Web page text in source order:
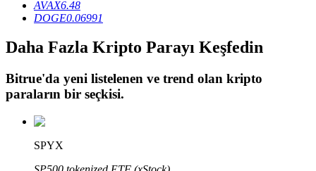
Kripto destekli borçlanma hizmeti
AVAX6.48
DOGE0.06991
Daha Fazla Kripto Parayı Keşfedin
Bitrue'da yeni listelenen ve trend olan kripto
paraların bir seçkisi.
SPYX